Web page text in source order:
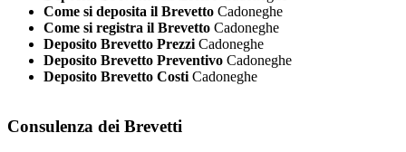
Come si deposita il Brevetto Cadoneghe
Come si registra il Brevetto Cadoneghe
Deposito Brevetto Prezzi Cadoneghe
Deposito Brevetto Preventivo Cadoneghe
Deposito Brevetto Costi Cadoneghe
Consulenza dei Brevetti